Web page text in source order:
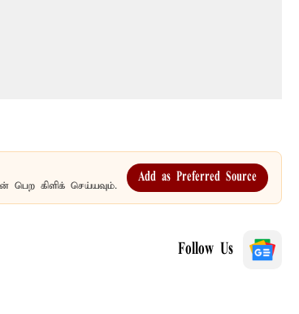
பெற கிளிக் செய்யவும்.
Add as Preferred Source
Follow Us